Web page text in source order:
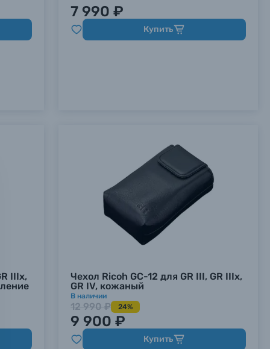
7 990 ₽
Купить
IIIx,
Чехол Ricoh GC-12 для GR III, GR IIIx,
GR IV, кожаный
В наличии
12 990 ₽ 24%
9 900 ₽
Купить